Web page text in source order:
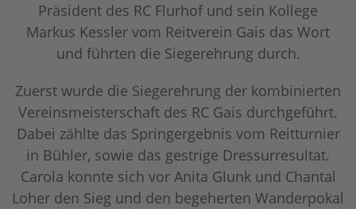
Präsident des RC Flurhof und sein Kollege
Markus Kessler vom Reitverein Gais das Wort
und führten die Siegerehrung durch.
Zuerst wurde die Siegerehrung der kombinierten
Vereinsmeisterschaft des RC Gais durchgeführt.
Dabei zählte das Springergebnis vom Reitturnier
in Bühler, sowie das gestrige Dressurresultat.
Carola konnte sich vor Anita Glunk und Chantal
Loher den Sieg und den begeherten Wanderpokal